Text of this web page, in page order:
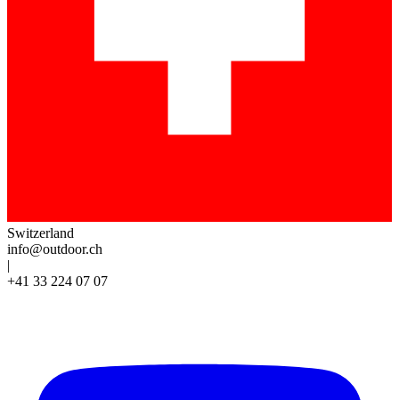
Switzerland
info@outdoor.ch
|
+41 33 224 07 07